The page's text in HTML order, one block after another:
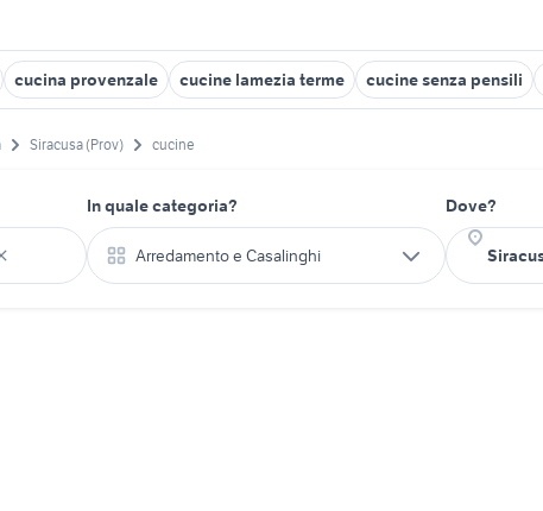
cucina provenzale cucine lamezia terme cucine senza pensili
Siracusa (Prov) cucine
In quale categoria?
Arredamento e Casalinghi
Dove?